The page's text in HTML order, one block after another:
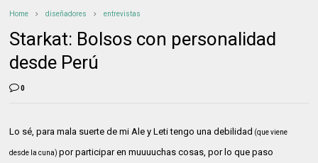
Home diseñadores entrevistas
Starkat: Bolsos con personalidad
desde Perú
0
Lo sé, para mala suerte de mi Ale y Leti tengo una debilidad (que viene
desde la cuna) por participar en muuuuchas cosas, por lo que paso